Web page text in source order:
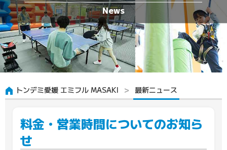
トンデミ愛媛 エミフル MASAKI 最新ニュース
料金・営業時間についてのお知ら
せ